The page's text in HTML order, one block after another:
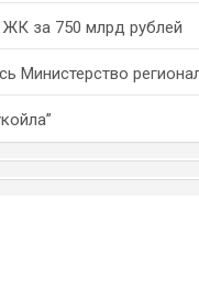
за 750 млрд рублей
Министерство